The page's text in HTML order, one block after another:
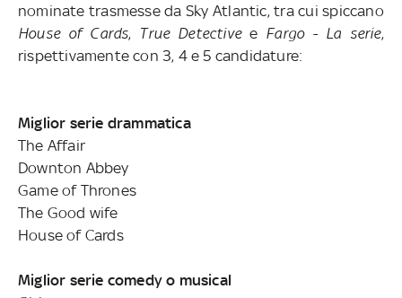
nominate trasmesse da Sky Atlantic, tra cui spiccano
House of Cards, True Detectivee Fargo - La serie,
rispettivamente con 3, 4 e 5 candidature:
Miglior serie drammatica
The Affair
Downton Abbey
Game of Thrones
The Good wife
House of Cards
Miglior serie comedy o musical